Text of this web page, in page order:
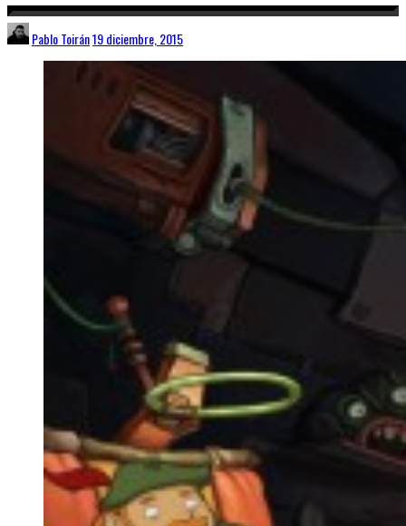
Pablo Toirán19 diciembre, 2015